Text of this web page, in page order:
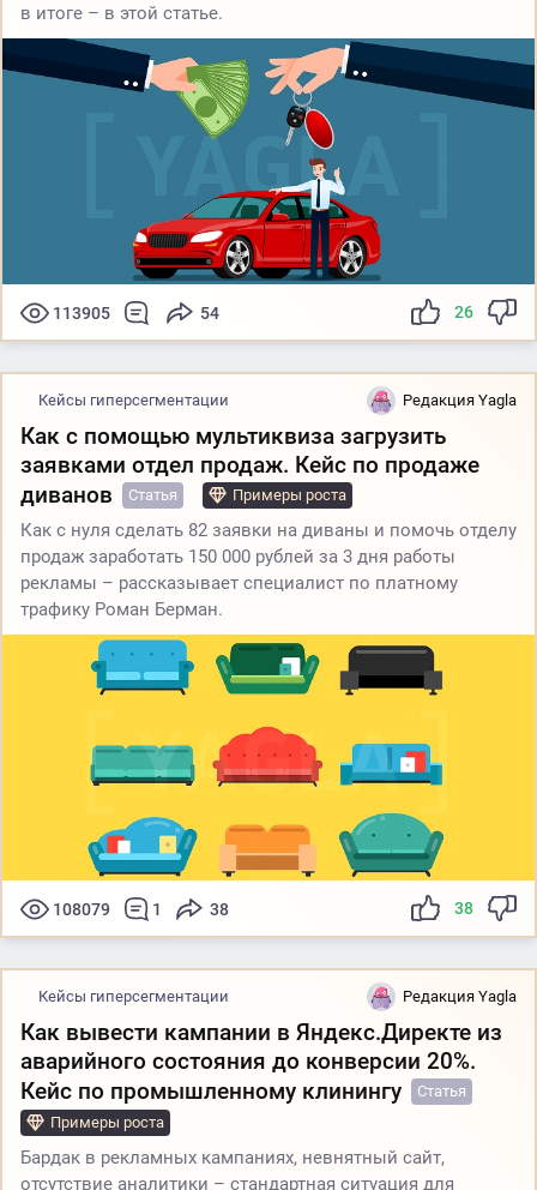
в итоге – в этой статье.
113905 54 26
Кейсы гиперсегментации Редакция Yagla
Как с помощью мультиквиза загрузить
заявками отдел продаж. Кейс по продаже
диванов
Статья Примеры роста
Как с нуля сделать 82 заявки на диваны и помочь отделу
продаж заработать 150 000 рублей за 3 дня работы
рекламы – рассказывает специалист по платному
трафику Роман Берман.
108079 1 38 38
Кейсы гиперсегментации Редакция Yagla
Как вывести кампании в Яндекс.Директе из
аварийного состояния до конверсии 20%.
Кейс по промышленному клинингу
Статья
Примеры роста
Бардак в рекламных кампаниях, невнятный сайт,
отсутствие аналитики – стандартная ситуация для